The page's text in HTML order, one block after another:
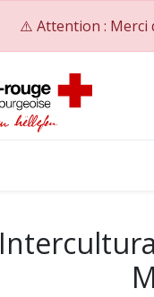
⚠️ Attention : Merci